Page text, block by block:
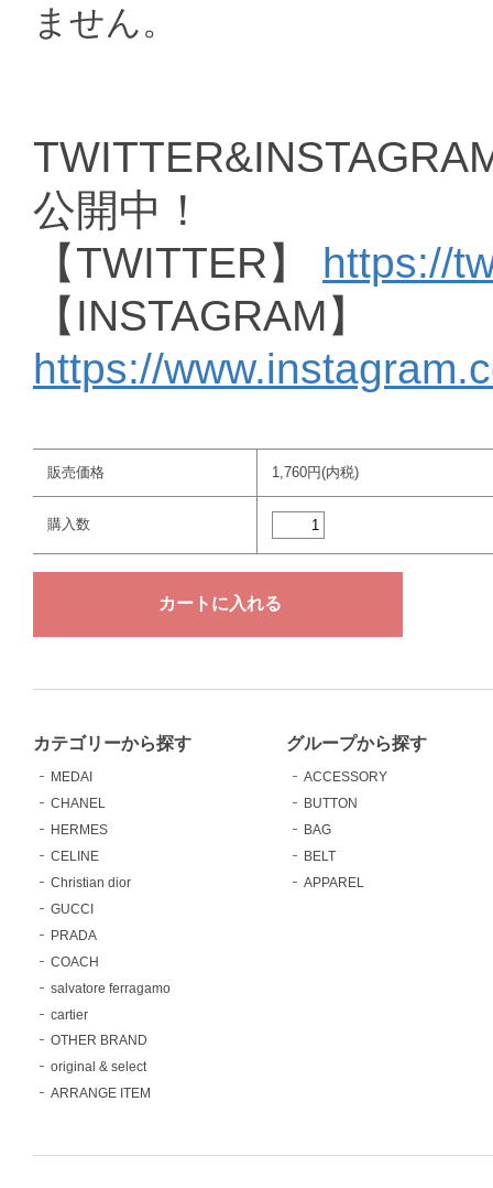
ません。
公開中！
【TWITTER】 https://
【INSTAGRAM】
https://
販売価格 1,760円(内税)
購入数
カテゴリーから探す
MEDAI
CHANEL
HERMES
CELINE
Christian dior
GUCCI
PRADA
COACH
salvatore ferragamo
cartier
OTHER BRAND
original & select
ARRANGE ITEM
グループから探す
ACCESSORY
BUTTON
BAG
BELT
APPAREL